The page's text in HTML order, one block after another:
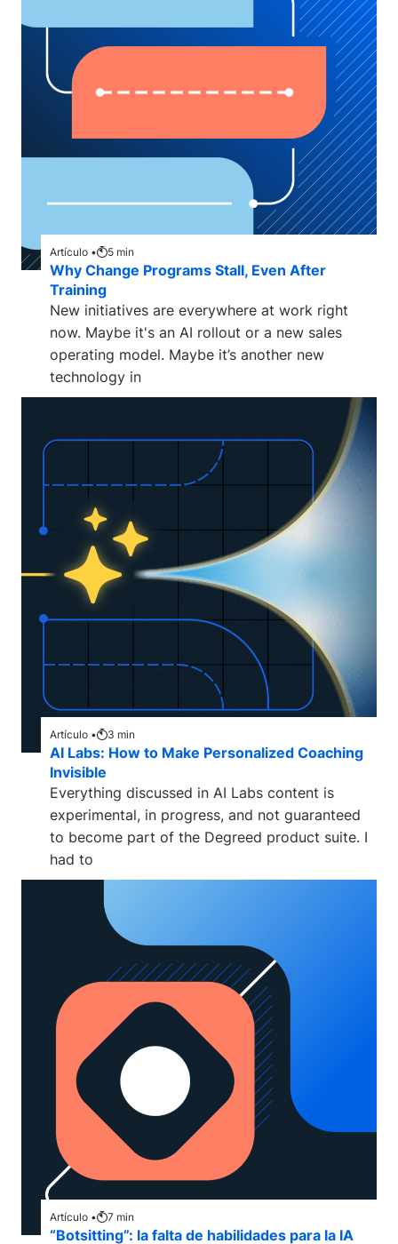
Artículo • 5 min
Why Change Programs Stall, Even After
Training
New initiatives are everywhere at work right
now. Maybe it's an AI rollout or a new sales
operating model. Maybe it’s another new
technology in
Artículo • 3 min
AI Labs: How to Make Personalized Coaching
Invisible
Everything discussed in AI Labs content is
experimental, in progress, and not guaranteed
to become part of the Degreed product suite. I
had to
Artículo • 7 min
“Botsitting”: la falta de habilidades para la IA